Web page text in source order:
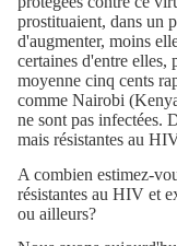
prostituaient, dans un
d'augmenter, moins
certaines d'entre elles,
moyenne cinq cents
comme Nairobi
ne sont pas infectées.
mais résistantes au
A combien estimez-
résistantes au HIV et
ou ailleurs?